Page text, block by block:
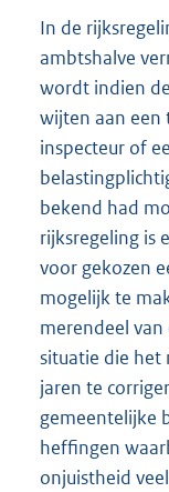
In de
ambtshalve
wordt indien
wijten aan een
inspecteur of
bekend had
rijksregeling is
voor gekozen
mogelijk te
merendeel van
situatie die het
jaren te
gemeentelijke
heffingen
onjuistheid